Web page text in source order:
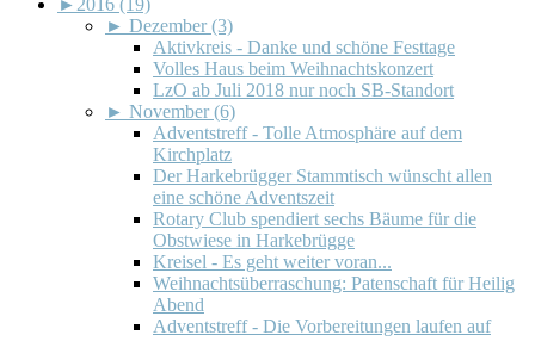
► 2016 (19)
► Dezember (3)
Aktivkreis - Danke und schöne Festtage
Volles Haus beim Weihnachtskonzert
LzO ab Juli 2018 nur noch SB-Standort
► November (6)
Adventstreff - Tolle Atmosphäre auf dem
Kirchplatz
Der Harkebrügger Stammtisch wünscht allen
eine schöne Adventszeit
Rotary Club spendiert sechs Bäume für die
Obstwiese in Harkebrügge
Kreisel - Es geht weiter voran...
Weihnachtsüberraschung: Patenschaft für Heilig
Abend
Adventstreff - Die Vorbereitungen laufen auf